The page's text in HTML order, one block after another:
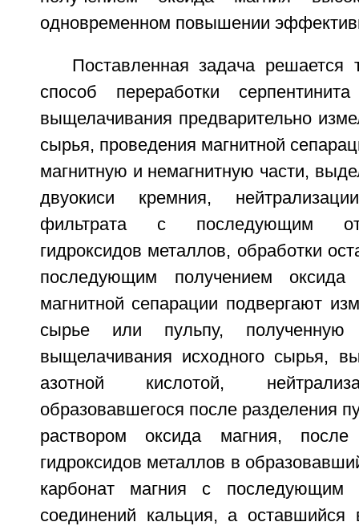
одновременном повышении
Поставленная задача решается
способ переработки
выщелачивания предварительно
сырья, проведения магнитной
магнитную и немагнитную части,
двуокиси кремния,
фильтрата с последующим
гидроксидов металлов, обработки
последующим получением
магнитной сепарации подвергают
сырье или пульпу, полученную
выщелачивания исходного сырья,
азотной кислотой,
образовавшегося после разделения
раствором оксида магния, после
гидроксидов металлов в
карбонат магния с последующим
соединений кальция, а оставшийся